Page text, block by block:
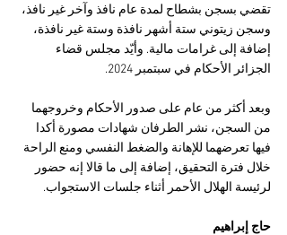
تقضي بسجن بشطاح لمدة عام نافذ وآخر غير نافذ،
وسجن زيتوني ستة أشهر نافذة وستة غير نافذة،
إضافة إلى غرامات مالية. وأيّد مجلس قضاء
الجزائر الأحكام في سبتمبر 2024.
وبعد أكثر من عام على صدور الأحكام وخروجهما
من السجن، نشر الطرفان شهادات مصورة أكدا
فيها تعرضهما للإهانة والضغط النفسي ومنع الراحة
خلال فترة التحقيق، إضافة إلى ما قالا إنه حضور
لرئيسة الهلال الأحمر أثناء جلسات الاستجواب.
حاج إبراهيم